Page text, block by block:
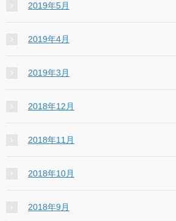
2019年5月
2019年4月
2019年3月
2018年12月
2018年11月
2018年10月
2018年9月